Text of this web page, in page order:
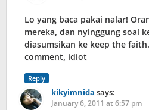
Lo yang baca pakai nalar!
mereka, dan nyinggung soal
diasumsikan ke keep the
comment, idiot
Reply
kikyimnida says:
January 6, 2011 at 6:57 pm